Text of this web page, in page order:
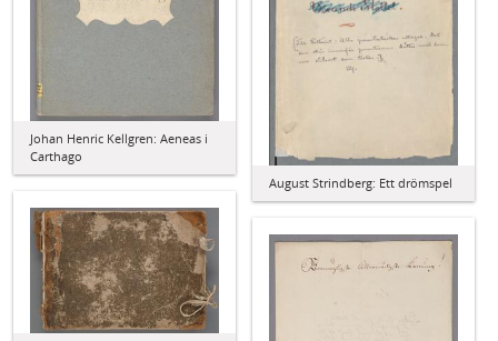
August Strindberg: Ett drömspel
Johan Henric Kellgren: Aeneas i
Carthago